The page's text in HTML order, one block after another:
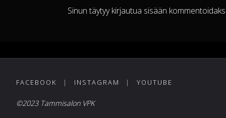
Sinun täytyykirjautua sisään
FACEBOOK | INSTAGRAM | YOUTUBE
©2023 Tammisalon VPK